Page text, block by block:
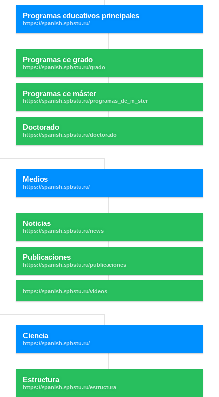
Programas educativos principales
Programas de grado
Programas de máster
Doctorado
Medios
Noticias
Publicaciones
Ciencia
Estructura